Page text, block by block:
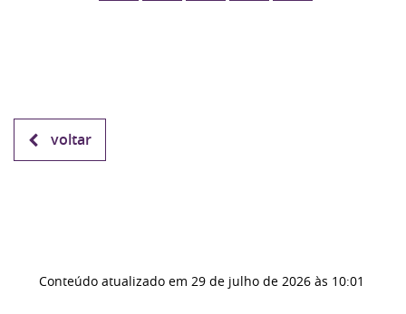
voltar
Conteúdo atualizado em 29 de julho de 2026 às 10:01